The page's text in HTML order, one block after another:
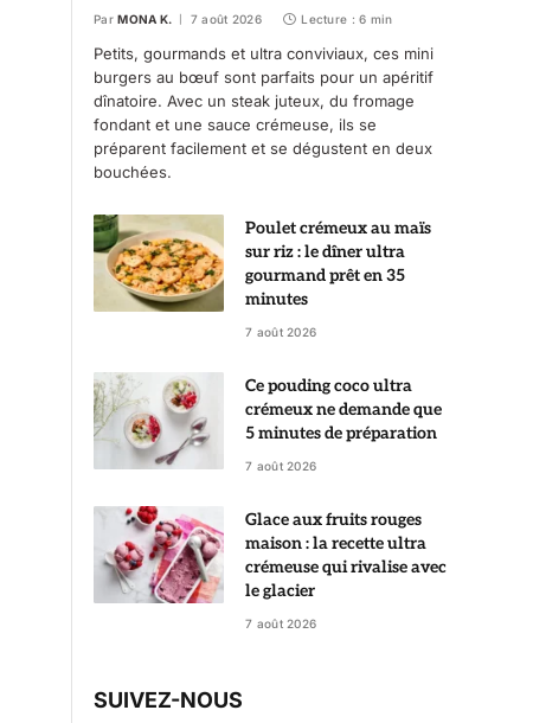
Par MONA K. 7 août 2026 Lecture : 6 min
Petits, gourmands et ultra conviviaux, ces mini
burgers au bœuf sont parfaits pour un apéritif
dînatoire. Avec un steak juteux, du fromage
fondant et une sauce crémeuse, ils se
préparent facilement et se dégustent en deux
bouchées.
Poulet crémeux au maïs
sur riz : le dîner ultra
gourmand prêt en 35
minutes
7 août 2026
Ce pouding coco ultra
crémeux ne demande que
5 minutes de préparation
7 août 2026
Glace aux fruits rouges
maison : la recette ultra
crémeuse qui rivalise avec
le glacier
7 août 2026
SUIVEZ-NOUS